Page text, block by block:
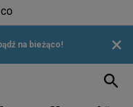
na bieżąco! ×